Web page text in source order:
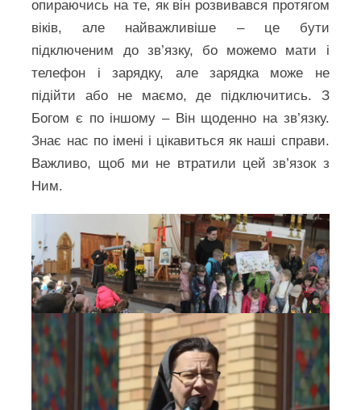
опираючись на те, як він розвивався протягом
віків, але найважливіше – це бути
підключеним до зв’язку, бо можемо мати і
телефон і зарядку, але зарядка може не
підійти або не маємо, де підключитись. З
Богом є по іншому – Він щоденно на зв’язку.
Знає нас по імені і цікавиться як наші справи.
Важливо, щоб ми не втратили цей зв’язок з
Ним.